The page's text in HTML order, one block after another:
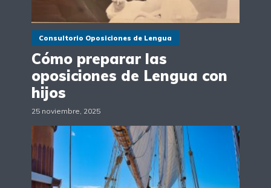
Consultorio Oposiciones de Lengua
Cómo preparar las
oposiciones de Lengua con
hijos
25 noviembre, 2025